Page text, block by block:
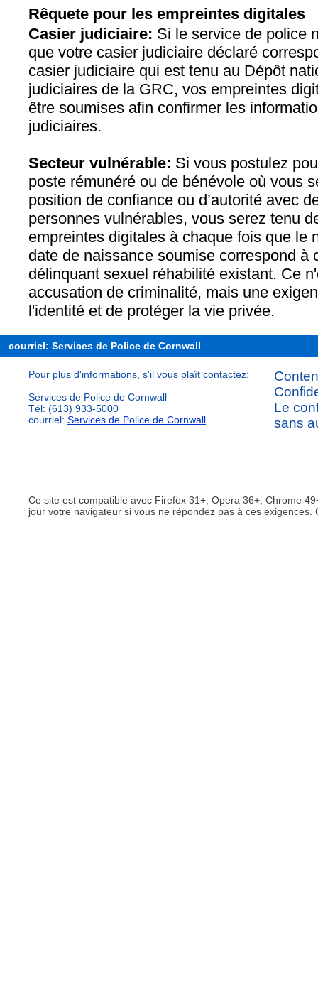
Rêquete pour les empreintes digitales
Casier judiciaire: Si le service de police
que votre casier judiciaire déclaré
casier judiciaire qui est tenu au Dépôt
judiciaires de la GRC, vos empreintes
être soumises afin confirmer les
judiciaires.
Secteur vulnérable: Si vous postulez
poste rémunéré ou de bénévole où vous
position de confiance ou d’autorité avec
personnes vulnérables, vous serez tenu
empreintes digitales à chaque fois que le
date de naissance soumise correspond à
délinquant sexuel réhabilité existant. Ce
accusation de criminalité, mais une
l'identité et de protéger la vie privée.
courriel: Services de Police de Cornwall
Pour plus d'informations, s'il vous plaît contactez:
Services de Police de Cornwall
Tél: (613) 933-5000
courriel: Services de Police de Cornwall
Le
sans
Ce site est compatible avec Firefox 31+, Opera 36+, Chrome
jour votre navigateur si vous ne répondez pas à ces